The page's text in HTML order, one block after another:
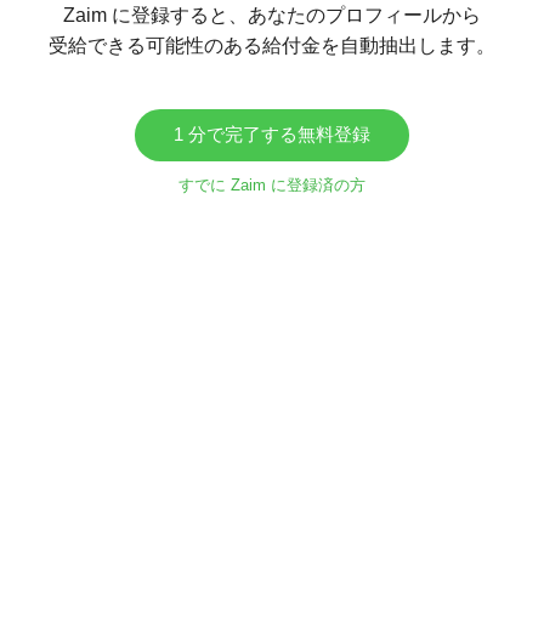
Zaim に登録すると、あなたのプロフィールから
受給できる可能性のある給付金を自動抽出します。
1 分で完了する無料登録
すでに Zaim に登録済の方